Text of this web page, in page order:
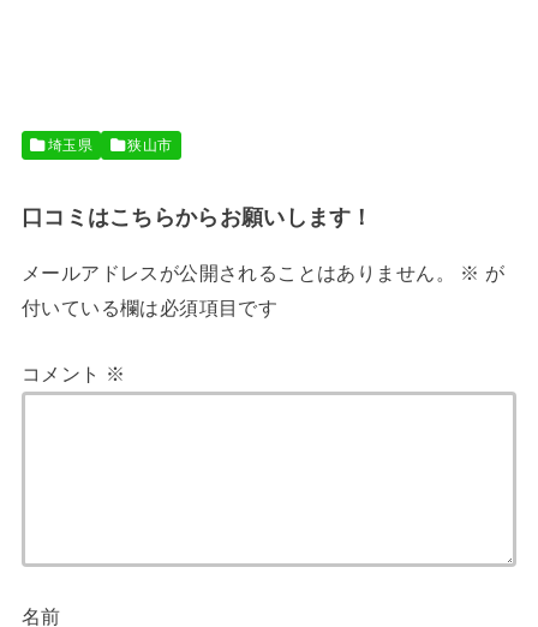
埼玉県 狭山市
口コミはこちらからお願いします！
メールアドレスが公開されることはありません。 ※ が
付いている欄は必須項目です
コメント ※
名前